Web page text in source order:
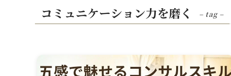
コミュニケーション力を磨く – tag –